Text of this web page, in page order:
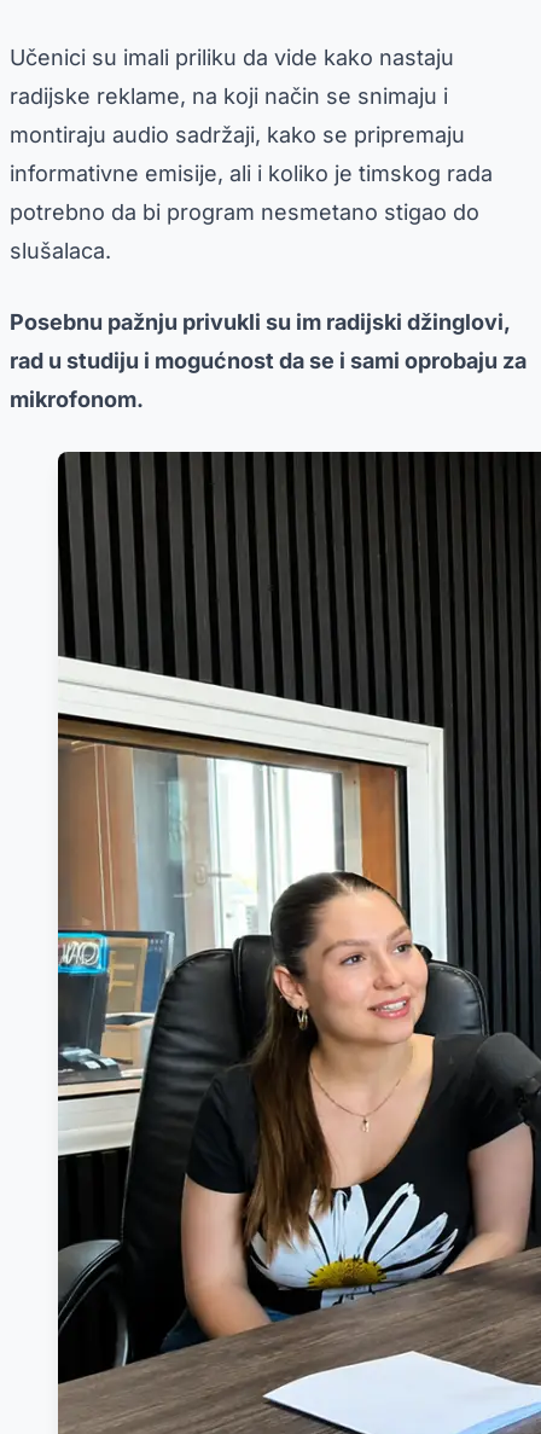
Učenici su imali priliku da vide kako nastaju
radijske reklame, na koji način se snimaju i
montiraju audio sadržaji, kako se pripremaju
informativne emisije, ali i koliko je timskog rada
potrebno da bi program nesmetano stigao do
slušalaca.
Posebnu pažnju privukli su im radijski džinglovi,
rad u studiju i mogućnost da se i sami oprobaju za
mikrofonom.